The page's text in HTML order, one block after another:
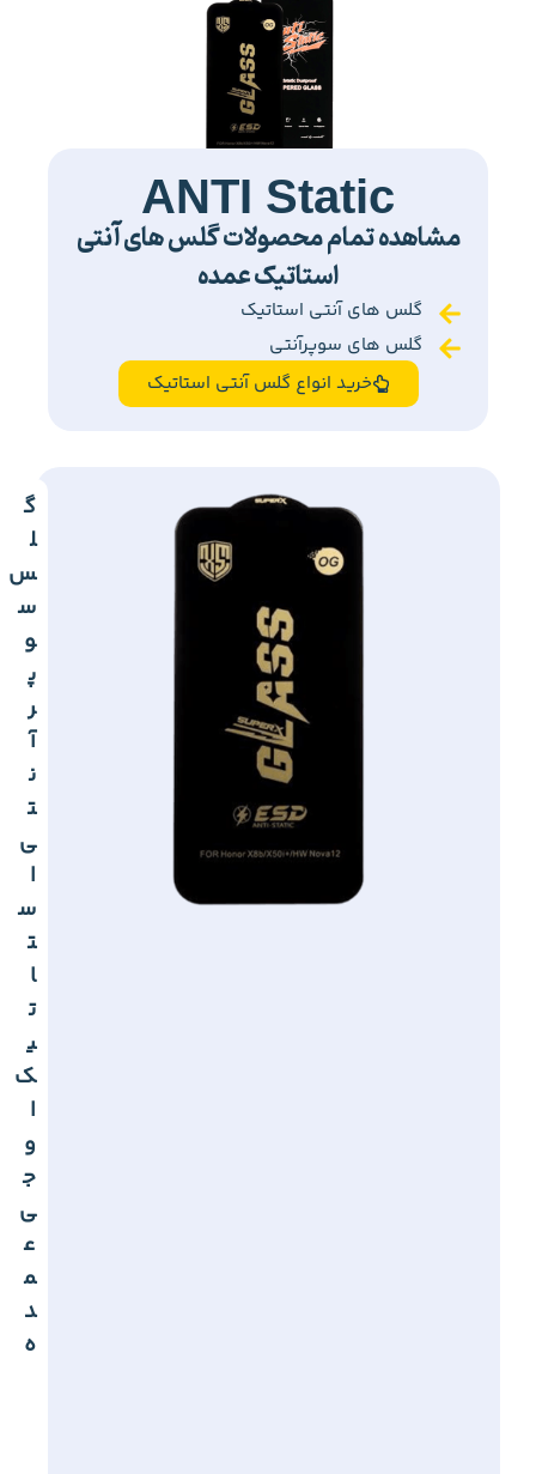
ANTI Static
مشاهده تمام محصولات گلس های آنتی
استاتیک عمده
گلس های آنتی استاتیک
گلس های سوپرآنتی
خرید انواع گلس آنتی استاتیک
گ
ل
س
س
و
پ
ر
آ
ن
ت
ی
ا
س
ت
ا
ت
ی
ک
ا
و
ج
ی
ع
م
د
ه